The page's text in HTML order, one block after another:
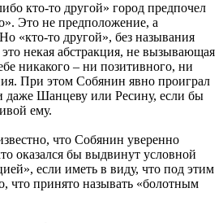
кто-то другой» город предпочел
Это не предположение, а
«кто-то другой», без называния
некая абстракция, не вызывающая
никакого – ни позитивного, ни
При этом Собянин явно проиграл
Шанцеву или Ресину, если бы
ему.
что Собянин уверенно
оказался бы выдвинут условной
если иметь в виду, что под этим
что принято называть «болотным